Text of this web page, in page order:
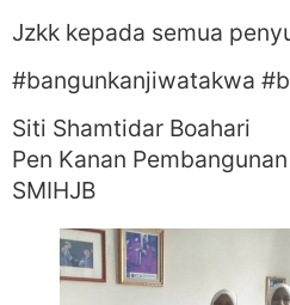
Jzkk kepada semua
#bangunkanjiwatakwa
Siti Shamtidar Boahari
Pen Kanan
SMIHJB